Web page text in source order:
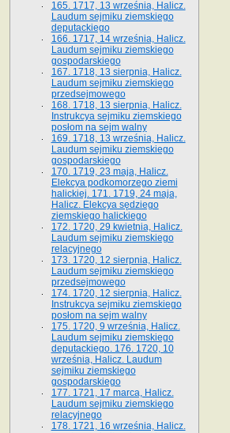
165. 1717, 13 września, Halicz.
Laudum sejmiku ziemskiego
deputackiego
166. 1717, 14 września, Halicz.
Laudum sejmiku ziemskiego
gospodarskiego
167. 1718, 13 sierpnia, Halicz.
Laudum sejmiku ziemskiego
przedsejmowego
168. 1718, 13 sierpnia, Halicz.
Instrukcya sejmiku ziemskiego
posłom na sejm walny
169. 1718, 13 września, Halicz.
Laudum sejmiku ziemskiego
gospodarskiego
170. 1719, 23 maja, Halicz.
Elekcya podkomorzego ziemi
halickiej. 171. 1719, 24 maja,
Halicz. Elekcya sędziego
ziemskiego halickiego
172. 1720, 29 kwietnia, Halicz.
Laudum sejmiku ziemskiego
relacyjnego
173. 1720, 12 sierpnia, Halicz.
Laudum sejmiku ziemskiego
przedsejmowego
174. 1720, 12 sierpnia, Halicz.
Instrukcya sejmiku ziemskiego
posłom na sejm walny
175. 1720, 9 września, Halicz.
Laudum sejmiku ziemskiego
deputackiego. 176. 1720, 10
września, Halicz. Laudum
sejmiku ziemskiego
gospodarskiego
177. 1721, 17 marca, Halicz.
Laudum sejmiku ziemskiego
relacyjnego
178. 1721, 16 września, Halicz.